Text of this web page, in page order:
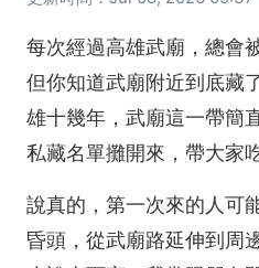
每次經過高雄武廟，總會
但你知道武廟附近到底藏
雄十幾年，武廟這一帶簡
私藏名單攤開來，帶大家
說真的，第一次來的人可
昏頭，從武廟路延伸到周